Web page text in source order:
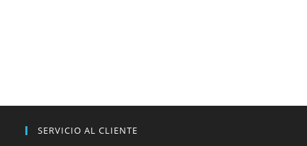
SERVICIO AL CLIENTE